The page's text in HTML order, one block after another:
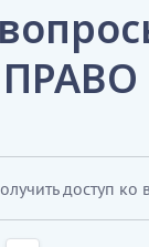
доступ